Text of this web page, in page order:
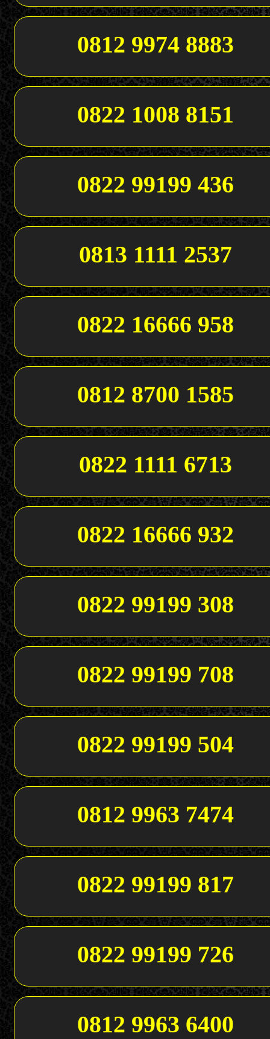
0812 9974 8883
0822 1008 8151
0822 99199 436
0813 1111 2537
0822 16666 958
0812 8700 1585
0822 1111 6713
0822 16666 932
0822 99199 308
0822 99199 708
0822 99199 504
0812 9963 7474
0822 99199 817
0822 99199 726
0812 9963 6400